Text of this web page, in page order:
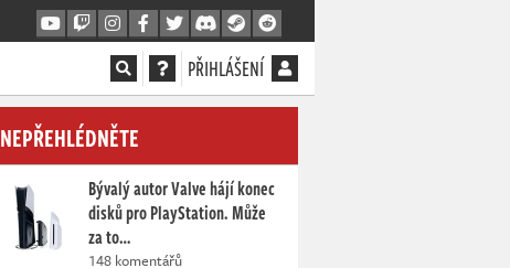
PŘIHLÁŠENÍ
NEPŘEHLÉDNĚTE
Bývalý autor Valve hájí konec
disků pro PlayStation. Může
za to…
148 komentářů